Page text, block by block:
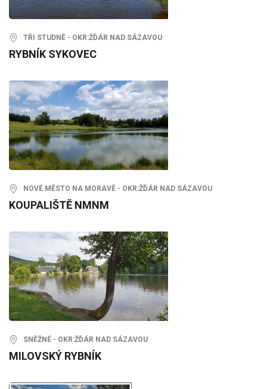
TŘI STUDNĚ - OKR:ŽĎÁR NAD SÁZAVOU
RYBNÍK SYKOVEC
NOVÉ MĚSTO NA MORAVĚ - OKR:ŽĎÁR NAD SÁZAVOU
KOUPALIŠTĚ NMNM
SNĚŽNÉ - OKR:ŽĎÁR NAD SÁZAVOU
MILOVSKÝ RYBNÍK